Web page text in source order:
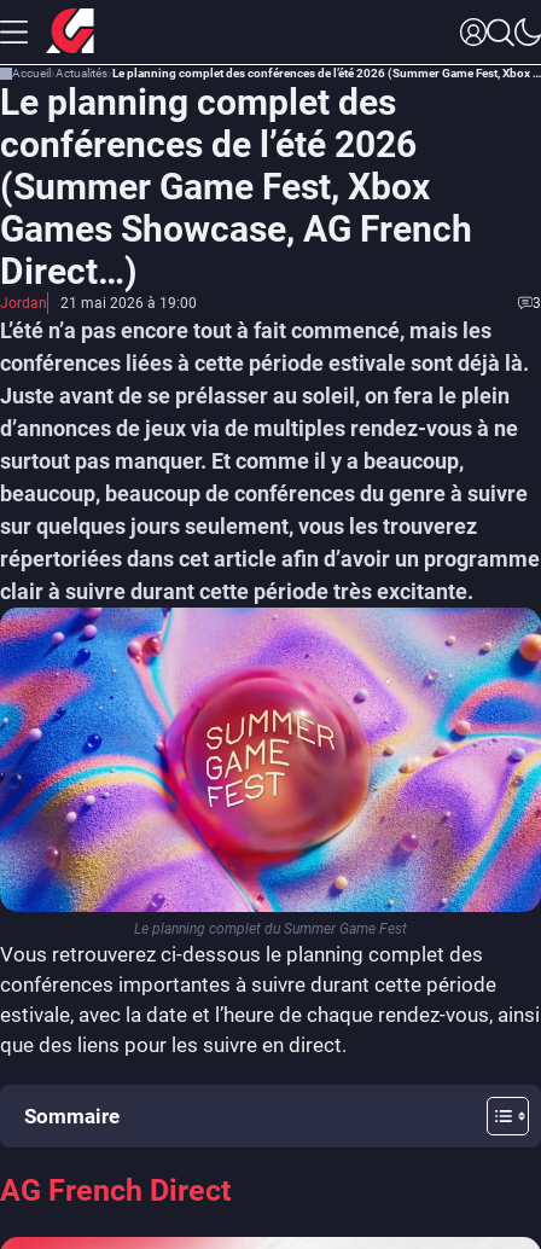
Accueil Actualités Le planning complet des conférences de l’été 2026 (Summer Game Fest, Xbox Games Showcase, AG French Direct…)
Le planning complet des
conférences de l’été 2026
(Summer Game Fest, Xbox
Games Showcase, AG French
Direct…)
Jordan 21 mai 2026 à 19:00 3
L’été n’a pas encore tout à fait commencé, mais les
conférences liées à cette période estivale sont déjà là.
Juste avant de se prélasser au soleil, on fera le plein
d’annonces de jeux via de multiples rendez-vous à ne
surtout pas manquer. Et comme il y a beaucoup,
beaucoup, beaucoup de conférences du genre à suivre
sur quelques jours seulement, vous les trouverez
répertoriées dans cet article afin d’avoir un programme
clair à suivre durant cette période très excitante.
Le planning complet du Summer Game Fest
Vous retrouverez ci-dessous le planning complet des
conférences importantes à suivre durant cette période
estivale, avec la date et l’heure de chaque rendez-vous, ainsi
que des liens pour les suivre en direct.
Sommaire
AG French Direct